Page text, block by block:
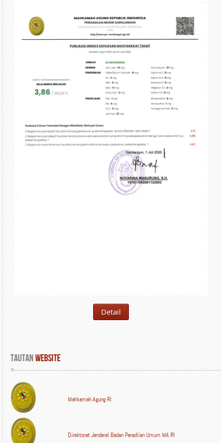
Detail
Tautan WEBSITE
Mahkamah Agung RI
Direktorat Jenderal Badan Peradilan Umum MA RI